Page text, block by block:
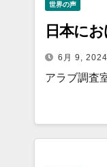
世界の声
日本に
6月 9, 2024
アラブ調査